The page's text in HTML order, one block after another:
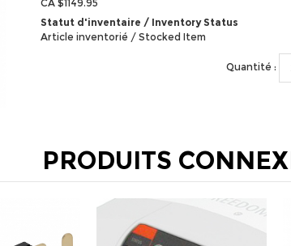
CA $1149.95
Statut d'inventaire / Inventory Status
Article inventorié / Stocked Item
Quantité :
PRODUITS